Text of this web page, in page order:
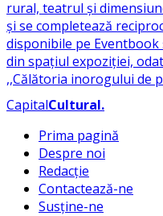
CapitalCultural.
Prima pagină
Despre noi
Redacție
Contactează-ne
Susține-ne